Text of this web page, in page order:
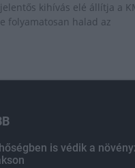
kihívás elé állítja a
folyamatosan halad az
is védik a